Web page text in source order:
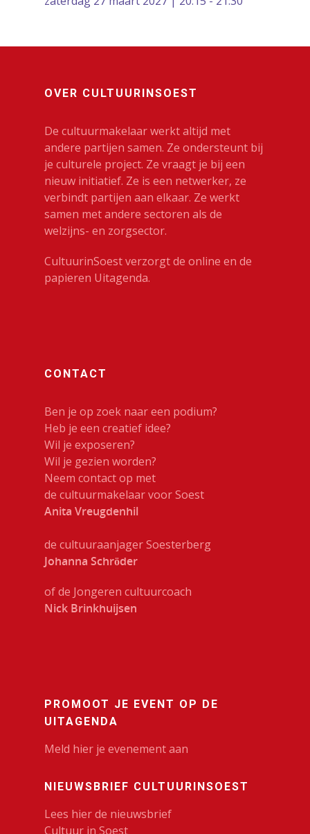
OVER CULTUURINSOEST
De cultuurmakelaar werkt altijd met
andere partijen samen. Ze ondersteunt bij
je culturele project. Ze vraagt je bij een
nieuw initiatief. Ze is een netwerker, ze
verbindt partijen aan elkaar. Ze werkt
samen met andere sectoren als de
welzijns- en zorgsector.
CultuurinSoest verzorgt de online en de
papieren Uitagenda.
CONTACT
Ben je op zoek naar een podium?
Heb je een creatief idee?
Wil je exposeren?
Wil je gezien worden?
Neem contact op met
de cultuurmakelaar voor Soest
Anita Vreugdenhil
de cultuuraanjager Soesterberg
Johanna Schröder
of de Jongeren cultuurcoach
Nick Brinkhuijsen
PROMOOT JE EVENT OP DE
UITAGENDA
Meld hier je evenement aan
NIEUWSBRIEF CULTUURINSOEST
Lees hier de nieuwsbrief
Cultuur in Soest